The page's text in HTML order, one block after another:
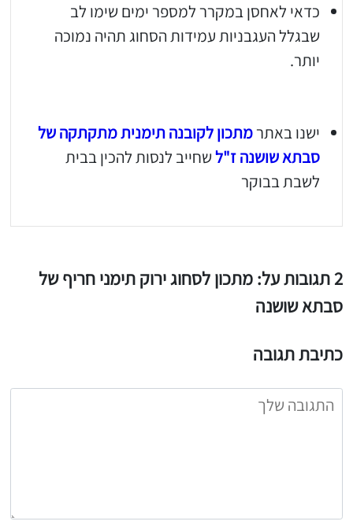
כדאי לאחסן במקרר למספר ימים שימו לב
שבגלל העגבניות עמידות הסחוג תהיה נמוכה
יותר.
ישנו באתרמתכון לקובנה תימנית מתקתקה של
סבתא שושנה ז"לשחייב לנסות להכין בבית
לשבת בבוקר
2 תגובות על: מתכון לסחוג ירוק תימני חריף של
סבתא שושנה
כתיבת תגובה